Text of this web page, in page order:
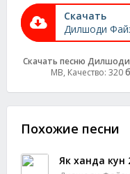
Скачать
Дилшоди
Скачать песню
MB, Качество: 320
Похожие песни
Як ханда кун